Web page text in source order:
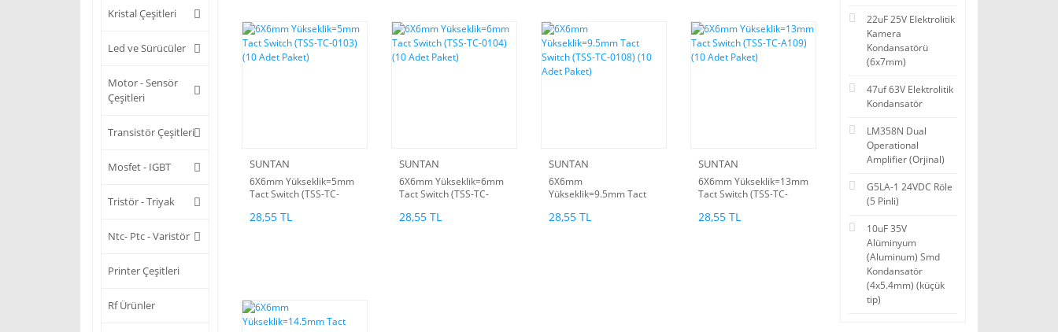
Kristal Çeşitleri
Led ve Sürücüler
Motor - Sensör
Çeşitleri
Transistör Çeşitleri
Mosfet - IGBT
Tristör - Triyak
Ntc- Ptc - Varistör
Printer Çeşitleri
Rf Ürünler
SUNTAN
6X6mm Yükseklik=5mm
Tact Switch (TSS-TC-
28,55 TL
SUNTAN
6X6mm Yükseklik=6mm
Tact Switch (TSS-TC-
28,55 TL
SUNTAN
6X6mm
Yükseklik=9.5mm Tact
Adet Paket)
28,55 TL
SUNTAN
6X6mm Yükseklik=13mm
Tact Switch (TSS-TC-
28,55 TL
22uF 25V Elektrolitik
Kamera
Kondansatörü
(6x7mm)
47uf 63V Elektrolitik
Kondansatör
LM358N Dual
Operational
Amplifier (Orjinal)
G5LA-1 24VDC Röle
(5 Pinli)
10uF 35V
Alüminyum
(Aluminum) Smd
Kondansatör
(4x5.4mm) (küçük
tip)